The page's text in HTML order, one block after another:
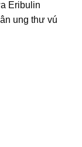
Eribulin
ung thư vú